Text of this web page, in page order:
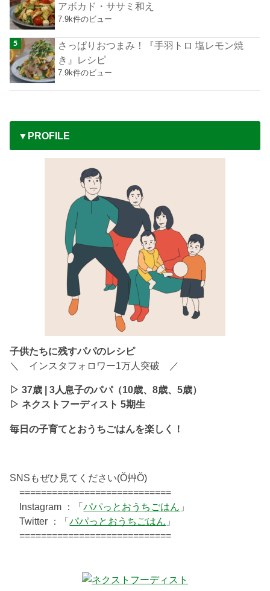
アボカド・ササミ和え
7.9k件のビュー
さっぱりおつまみ！『手羽トロ 塩レモン焼
き』レシピ
7.9k件のビュー
▼PROFILE
子供たちに残すパパのレシピ
＼ インスタフォロワー1万人突破 ／
▷ 37歳 | 3人息子のパパ（10歳、8歳、5歳）
▷ ネクストフーディスト 5期生
毎日の子育てとおうちごはんを楽しく！
SNSもぜひ見てください(Ŏ艸Ŏ)
============================
Instagram ：「パパっとおうちごはん 」
Twitter ：「パパっとおうちごはん 」
============================